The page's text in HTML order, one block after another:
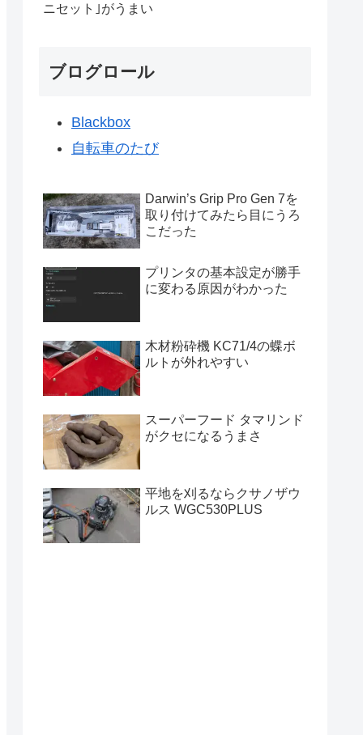
ニセット｣がうまい
ブログロール
Blackbox
自転車のたび
Darwin’s Grip Pro Gen 7を
取り付けてみたら目にうろ
こだった
プリンタの基本設定が勝手
に変わる原因がわかった
木材粉砕機 KC71/4の蝶ボ
ルトが外れやすい
スーパーフード タマリンド
がクセになるうまさ
平地を刈るならクサノザウ
ルス WGC530PLUS